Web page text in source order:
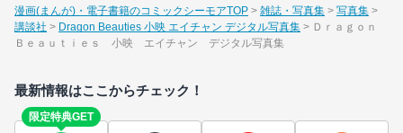
漫画(まんが)・電子書籍のコミックシーモアTOP 雑誌・写真集
写真集
講談社
Dragon Beauties 小映 エイチャン デジタル写真集
Ｄｒａｇｏｎ
Ｂｅａｕｔｉｅｓ 小映 エイチャン デジタル写真集
最新情報はここからチェック！
限定特典GET